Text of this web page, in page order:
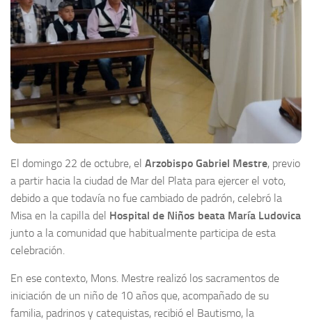
El domingo 22 de octubre, el Arzobispo Gabriel Mestre, previo
a partir hacia la ciudad de Mar del Plata para ejercer el voto,
debido a que todavía no fue cambiado de padrón, celebró la
Misa en la capilla del Hospital de Niños beata María Ludovica
junto a la comunidad que habitualmente participa de esta
celebración.
En ese contexto, Mons. Mestre realizó los sacramentos de
iniciación de un niño de 10 años que, acompañado de su
familia, padrinos y catequistas, recibió el Bautismo, la